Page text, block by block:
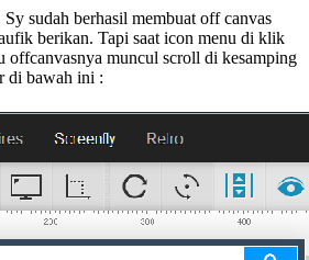
sudah berhasil membuat off canvas
berikan. Tapi saat icon menu di klik
offcanvasnya muncul scroll di kesamping
di bawah ini :